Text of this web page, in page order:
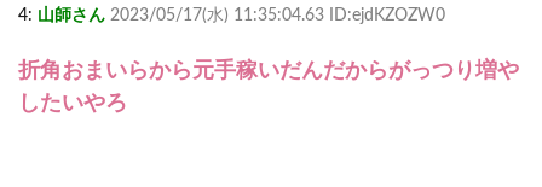
4: 山師さん 2023/05/17(水) 11:35:04.63 ID:ejdKZOZW0
折角おまいらから元手稼いだんだからがっつり増や
したいやろ